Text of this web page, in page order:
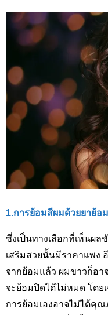
1.การย้อมสีผมด้วยยาย้
ซึ่งเป็นทางเลือกที่เห็นผ
เสริมสวยนั้นมีราคาแพง
จากย้อมแล้ว ผมขาวก็อา
จะย้อมปิดได้ไม่หมด โดย
การย้อมเองอาจไม่ได้คุ